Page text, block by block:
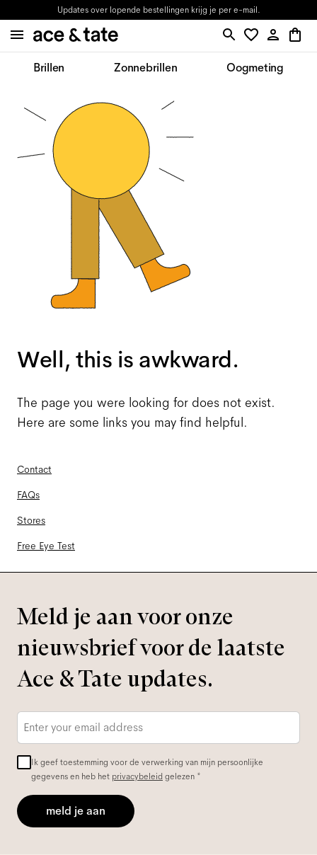
Updates over lopende bestellingen krijg je per e-mail.
Brillen Zonnebrillen Oogmeting
Well, this is awkward.
The page you were looking for does not exist.
Here are some links you may find helpful.
Contact
FAQs
Stores
Free Eye Test
Meld je aan voor onze
nieuwsbrief voor de laatste
Ace & Tate updates.
E-
mailadres*
Ik geef toestemming voor de verwerking van mijn persoonlijke
gegevens en heb het privacybeleidgelezen *
meld je aan